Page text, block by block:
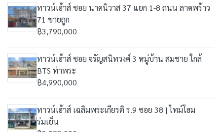
ทาวน์เฮ้าส์ ซอย นาคนิวาส 37 แยก 1-8 ถนน ลาดพร้าว
71 ขายถูก
฿3,790,000
ทาวน์เฮ้าส์ ซอย จรัญสนิทวงศ์ 3 หมู่บ้าน สมชาย ใกล้
BTS ท่าพระ
฿4,990,000
ทาวน์เฮ้าส์ เฉลิมพระเกียรติ ร.9 ซอย 38 | ไทม์โฮม
ร่มเย็น